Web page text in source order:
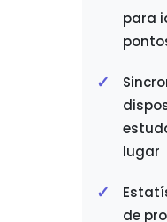
para
lugar
de